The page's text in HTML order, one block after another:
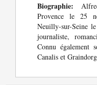
Biographie:
Provence le 25
Neuilly-sur-Seine
journaliste,
Connu également
Canalis et